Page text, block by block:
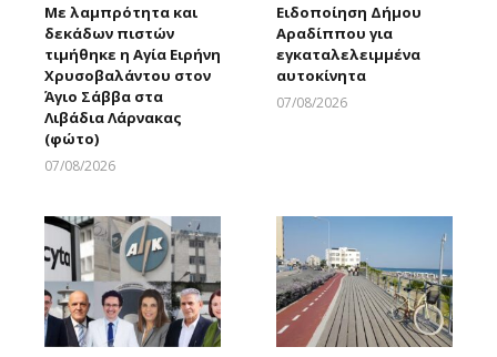
Με λαμπρότητα και
δεκάδων πιστών
τιμήθηκε η Αγία Ειρήνη
Χρυσοβαλάντου στον
Άγιο Σάββα στα
Λιβάδια Λάρνακας
(φώτο)
07/08/2026
Ειδοποίηση Δήμου
Αραδίππου για
εγκαταλελειμμένα
αυτοκίνητα
07/08/2026